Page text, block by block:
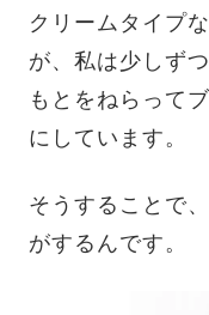
クリームタイプ
が、私は少しず
もとをねらって
にしています。
そうすることで
がするんです。